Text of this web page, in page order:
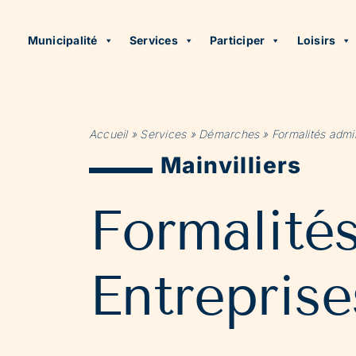
Municipalité Services Participer Loisirs
Accueil» Services» Démarches» Formalités
Mainvilliers